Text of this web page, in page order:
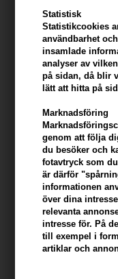
Statistisk
Statistikcookies
användbarhet
insamlade
analyser av
på sidan, då blir
lätt att hitta på
Marknadsföring
genom att följa
du besöker och
fotavtryck som
är därför
informationen
över dina
relevanta
intresse för. På
till exempel i
artiklar och
automatiskt
Det andra
ögonfransserumet
omtänksamt och
känslig hud.
ammande kvinnor.
dig en längre
tar 4-8 veckor innan
att det effektiva
Förhindra eller
Som sagt gör
för dig som inte
vackrare fransar.
ökar därmed
annat